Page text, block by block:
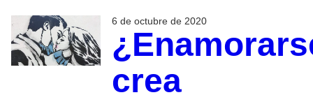
6 de octubre de 2020
crea